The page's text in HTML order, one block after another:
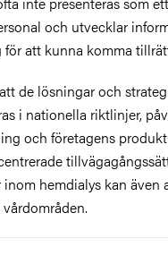
och utvecklar
för att kunna komma
de lösningar och
i nationella riktlinjer,
och företagens
hemdialys kan även